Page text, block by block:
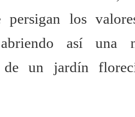
los
abriendo así una
de un jardín